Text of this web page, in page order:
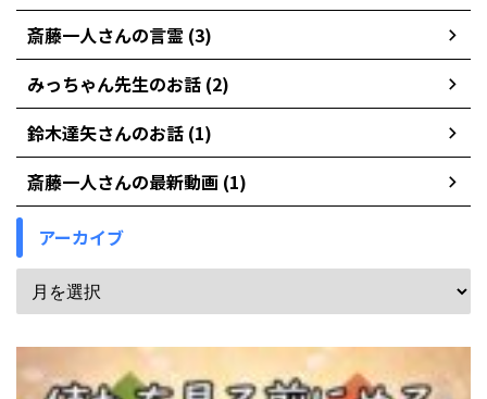
斎藤一人さんの言霊 (3)
みっちゃん先生のお話 (2)
鈴木達矢さんのお話 (1)
斎藤一人さんの最新動画 (1)
アーカイブ